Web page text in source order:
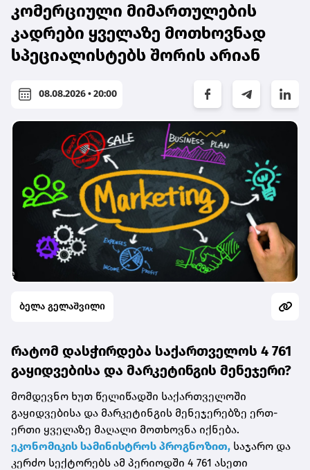
კომერციული მიმართულების
კადრები ყველაზე მოთხოვნად
სპეციალისტებს შორის არიან
08.08.2026 • 20:00
ბელა გელაშვილი
რატომ დასჭირდება საქართველოს 4 761
გაყიდვებისა და მარკეტინგის მენეჯერი?
მომდევნო ხუთ წელიწადში საქართველოში
გაყიდვებისა და მარკეტინგის მენეჯერებზე ერთ-
ერთი ყველაზე მაღალი მოთხოვნა იქნება.
ეკონომიკის სამინისტროს პროგნოზით, საჯარო და
კერძო სექტორებს ამ პერიოდში 4 761 ასეთი